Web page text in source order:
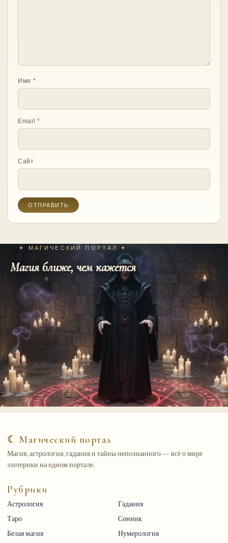
Имя *
Email*
Сайт
✦ МАГИЧЕСКИЙ ПОРТАЛ ✦
Магия ближе, чем кажется
☾ Магический портал
Магия, астрология, гадания и тайны непознанного — всё о мире
эзотерики на одном портале.
Рубрики
Астрология
Гадания
Таро
Сонник
Белая магия
Нумерология